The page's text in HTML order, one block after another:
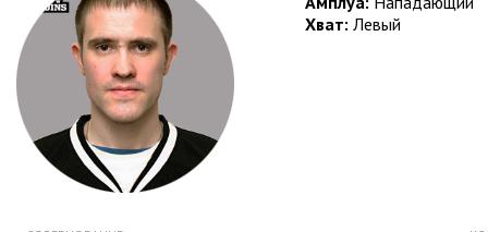
Хват: Левый